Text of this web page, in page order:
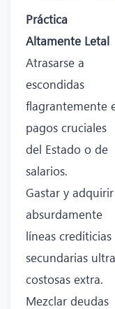
Práctica
Altamente Letal
Atrasarse a
escondidas
flagrantemente
pagos cruciales
del Estado o de
salarios.
Gastar y adquirir
absurdamente
líneas crediticias
secundarias ultra
costosas extra.
Mezclar deudas